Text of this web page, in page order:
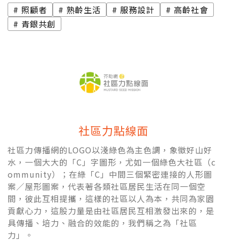
照顧者 熟齡生活 服務設計
高齡社會
青銀共創
社區力點線面
社區力傳播網的LOGO以淺綠色為主色調，象徵好山好
水，一個大大的「C」字圖形，尤如一個綠色大社區（c
ommunity）；在綠「C」中間三個緊密連接的人形圖
案／屋形圖案，代表著各類社區居民生活在同一個空
間，彼此互相提攜，這樣的社區以人為本，共同為家園
貢獻心力，這股力量是由社區居民互相激發出來的，是
具傳播、培力、融合的效能的，我們稱之為「社區
力」。